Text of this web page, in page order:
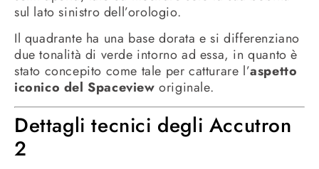
sul lato sinistro dell’orologio.
Il quadrante ha una base dorata e si differenziano
due tonalità di verde intorno ad essa, in quanto è
stato concepito come tale per catturare l’aspetto
iconico del Spaceview originale.
Dettagli tecnici degli Accutron
2